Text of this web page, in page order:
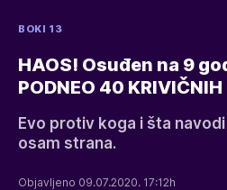
BOKI 13
HAOS! Osuđen na 9
PODNEO 40
Evo protiv koga i šta
osam strana.
Objavljeno 09.07.2020. 17:12h